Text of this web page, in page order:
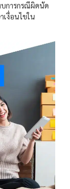
บการกรณีผิดนัด
งื่อนไขใน